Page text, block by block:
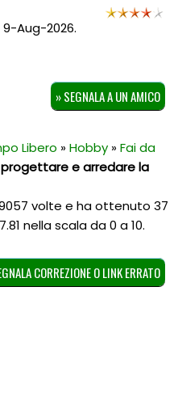
Aug-2026.
» SEGNALA A UN AMICO
Libero »Hobby»Fai da
e arredare la
volte e ha ottenuto 37
7.81 nella scala da0 a10.
CORREZIONE O LINK ERRATO